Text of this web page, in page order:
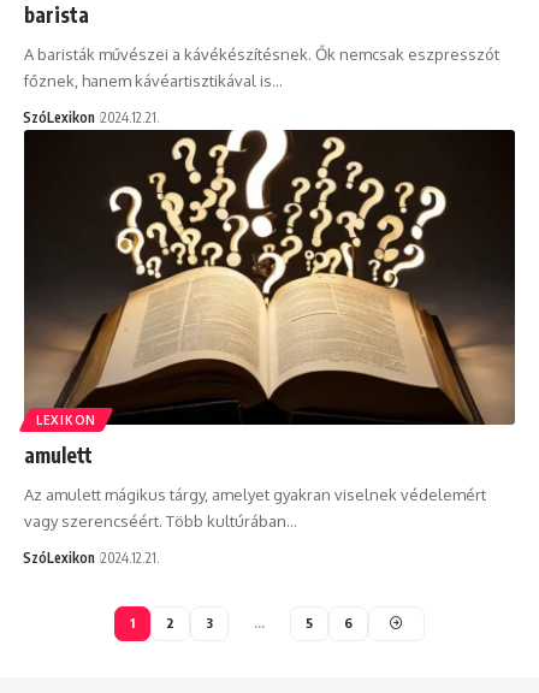
barista
A baristák művészei a kávékészítésnek. Ők nemcsak eszpresszót
főznek, hanem kávéartisztikával is…
SzóLexikon 2024.12.21.
LEXIKON
amulett
Az amulett mágikus tárgy, amelyet gyakran viselnek védelemért
vagy szerencséért. Több kultúrában…
SzóLexikon 2024.12.21.
1 2 3 … 5 6